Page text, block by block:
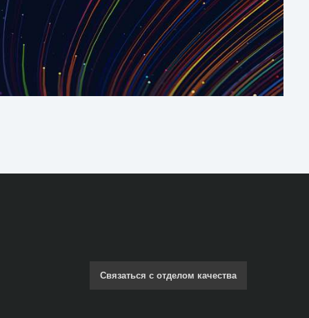
Связаться с отделом качества